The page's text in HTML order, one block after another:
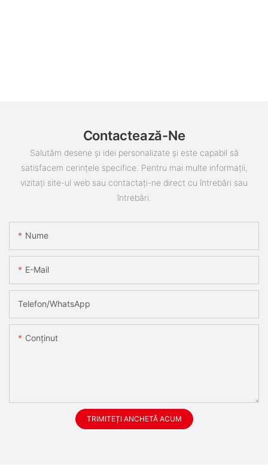
Contactează-Ne
Salutăm desene și idei personalizate și este capabil să
satisfacem cerințele specifice. Pentru mai multe informații,
vizitați site-ul web sau contactați-ne direct cu întrebări sau
întrebări.
Nume
E-Mail
Telefon/WhatsApp
Conţinut
TRIMITEȚI ANCHETĂ ACUM